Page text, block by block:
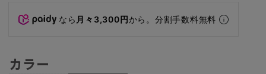
なら 月々3,300円から。分割手数料無料
カラー